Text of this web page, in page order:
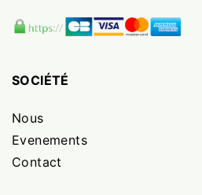
SOCIÉTÉ
Nous
Evenements
Contact